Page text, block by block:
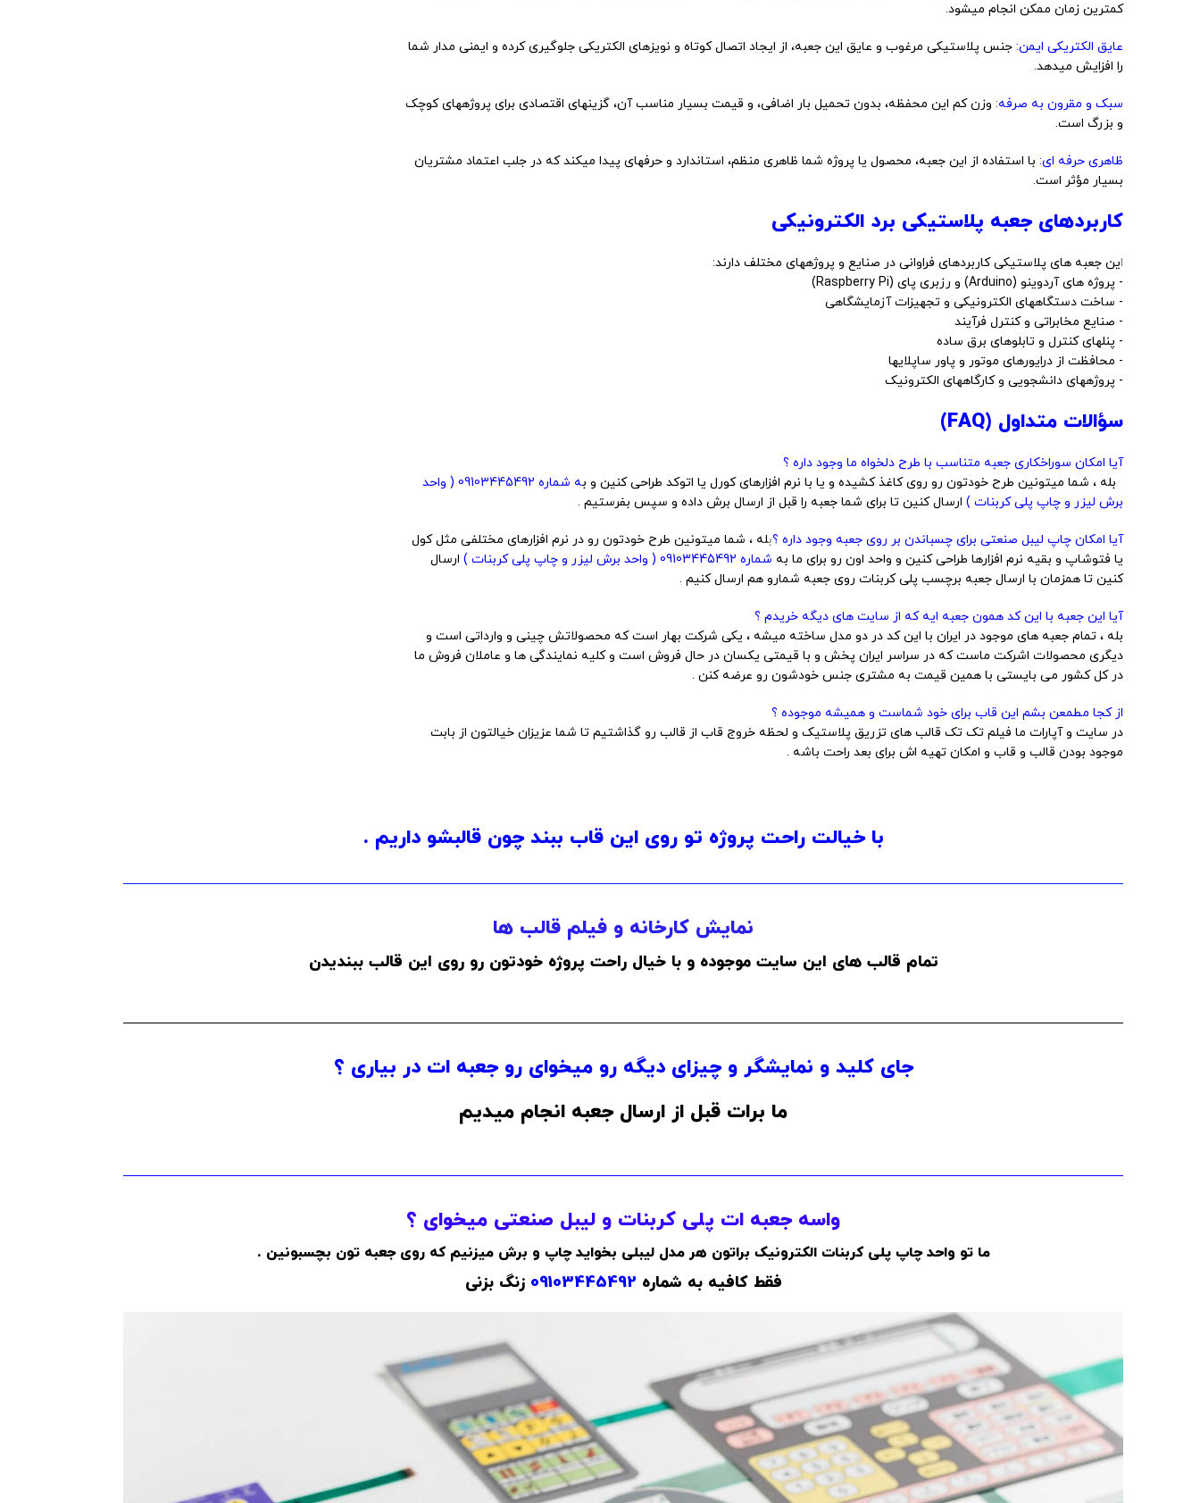
کمترین زمان ممکن انجام میشود.
عایق الکتریکی ایمن: جنس پلاستیکی مرغوب و عایق این جعبه، از ایجاد اتصال کوتاه و نویزهای الکتریکی جلوگیری کرده و ایمنی مدار شما
را افزایش میدهد.
سبک و مقرون به صرفه: وزن کم این محفظه، بدون تحمیل بار اضافی، و قیمت بسیار مناسب آن، گزینهای اقتصادی برای پروژههای کوچک
و بزرگ است.
ظاهری حرفه ای: با استفاده از این جعبه، محصول یا پروژه شما ظاهری منظم، استاندارد و حرفهای پیدا میکند که در جلب اعتماد مشتریان
بسیار مؤثر است.
کاربردهای جعبه پلاستیکی برد الکترونیکی
این جعبه های پلاستیکی کاربردهای فراوانی در صنایع و پروژههای مختلف دارند:
- پروژه های آردوینو (Arduino) و رزبری پای (Raspberry Pi)
- ساخت دستگاههای الکترونیکی و تجهیزات آزمایشگاهی
- صنایع مخابراتی و کنترل فرآیند
- پنلهای کنترل و تابلوهای برق ساده
- محافظت از درایورهای موتور و پاور ساپلایها
- پروژههای دانشجویی و کارگاههای الکترونیک
سؤالات متداول (FAQ)
آیا امکان سوراخکاری جعبه متناسب با طرح دلخواه ما وجود داره ؟
بله ، شما میتونین طرح خودتون رو روی کاغذ کشیده و یا با نرم افزارهای کورل یا اتوکد طراحی کنین و ب
ه شماره 09103445492 ( واحد
برش لیزر و چاپ پلی کربنات ) ارسال کنین تا برای شما جعبه را قبل از ارسال برش داده و سپس بفرستیم .
آیا امکان چاپ لیبل صنعتی برای چسباندن بر روی جعبه وجود داره ؟بله ، شما میتونین طرح خودتون رو در نرم افزارهای مختلفی مثل کول
یا فتوشاپ و بقیه نرم افزارها طراحی کنین و واحد اون رو برای ما به شماره 09103445492 ( واحد برش لیزر و چاپ پلی کربنات )
ارسال
کنین تا همزمان با ارسال جعبه برچسب پلی کربنات روی جعبه شمارو هم ارسال کنیم .
آیا این جعبه با این کد همون جعبه ایه که از سایت های دیگه خریدم ؟
بله ، تمام جعبه های موجود در ایران با این کد در دو مدل ساخته میشه ، یکی شرکت بهار است که محصولاتش چینی و وارداتی است و
دیگری محصولات اشرکت ماست که در سراسر ایران پخش و با قیمتی یکسان در حال فروش است و کلیه نمایندگی ها و عاملان فروش ما
در کل کشور می بایستی با همین قیمت به مشتری جنس خودشون رو عرضه کنن .
از کجا مطمعن بشم این قاب برای خود شماست و همیشه موجوده ؟
در سایت و آپارات ما فیلم تک تک قالب های تزریق پلاستیک و لحظه خروج قاب از قالب رو گذاشتیم تا شما عزیزان خیالتون از بابت
موجود بودن قالب و قاب و امکان تهیه اش برای بعد راحت باشه .
با خیالت راحت پروژه تو روی این قاب ببند چون قالبشو داریم .
نمایش کارخانه و فیلم قالب ها
تمام قالب های این سایت موجوده و با خیال راحت پروژه خودتون رو روی این قالب ببندیدن
جای کلید و نمایشگر و چیزای دیگه رو میخوای رو جعبه ات در بیاری ؟
ما برات قبل از ارسال جعبه انجام میدیم
واسه جعبه ات پلی کربنات و لیبل صنعتی میخوای ؟
ما تو واحد چاپ پلی کربنات الکترونیک براتون هر مدل لیبلی بخواید چاپ و برش میزنیم که روی جعبه تون بچسبونین .
فقط کافیه به شماره 09103445492 زنگ بزنی